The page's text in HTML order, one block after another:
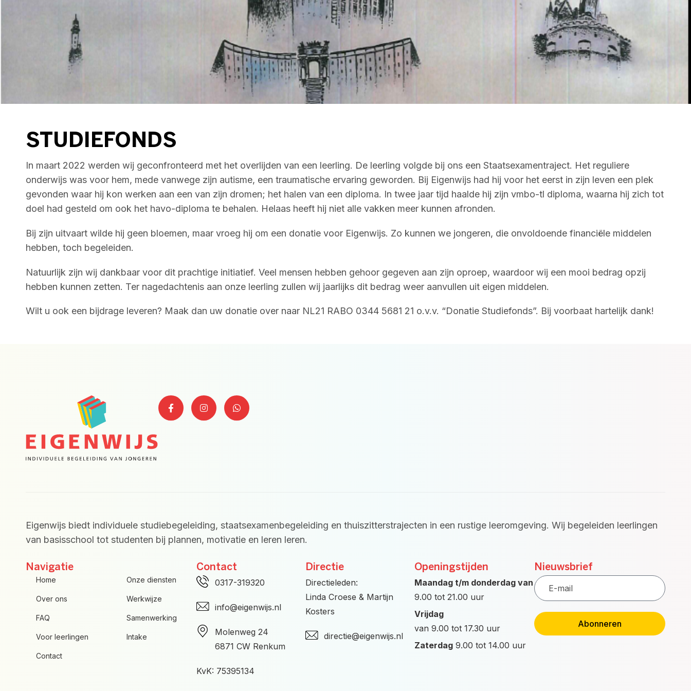
STUDIEFONDS
In maart 2022 werden wij geconfronteerd met het overlijden van een leerling. De leerling volgde bij ons een Staatsexamentraject. Het reguliere
onderwijs was voor hem, mede vanwege zijn autisme, een traumatische ervaring geworden. Bij Eigenwijs had hij voor het eerst in zijn leven een plek
gevonden waar hij kon werken aan een van zijn dromen; het halen van een diploma. In twee jaar tijd haalde hij zijn vmbo-tl diploma, waarna hij zich tot
doel had gesteld om ook het havo-diploma te behalen. Helaas heeft hij niet alle vakken meer kunnen afronden.
Bij zijn uitvaart wilde hij geen bloemen, maar vroeg hij om een donatie voor Eigenwijs. Zo kunnen we jongeren, die onvoldoende financiële middelen
hebben, toch begeleiden.
Natuurlijk zijn wij dankbaar voor dit prachtige initiatief. Veel mensen hebben gehoor gegeven aan zijn oproep, waardoor wij een mooi bedrag opzij
hebben kunnen zetten. Ter nagedachtenis aan onze leerling zullen wij jaarlijks dit bedrag weer aanvullen uit eigen middelen.
Wilt u ook een bijdrage leveren? Maak dan uw donatie over naar NL21 RABO 0344 5681 21 o.v.v. “Donatie Studiefonds”. Bij voorbaat hartelijk dank!
F
a
I
n
W
h
Eigenwijs biedt individuele studiebegeleiding, staatsexamenbegeleiding en thuiszitterstrajecten in een rustige leeromgeving. Wij begeleiden leerlingen
van basisschool tot studenten bij plannen, motivatie en leren leren.
Navigatie
Home Onze diensten
Over ons Werkwijze
FAQ Samenwerking
Voor leerlingen Intake
Contact
Contact
0317-319320
info@eigenwijs.nl
Molenweg 24
6871 CW Renkum
KvK: 75395134
Directie
Directieleden:
Linda Croese & Martijn
Kosters
directie@eigenwijs.nl
Openingstijden
Maandag t/m donderdag van
9.00 tot 21.00 uur
Vrijdag
van 9.00 tot 17.30 uur
Zaterdag 9.00 tot 14.00 uur
Nieuwsbrief
E-
mail
Abonneren